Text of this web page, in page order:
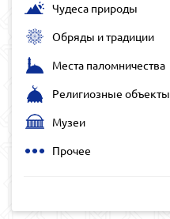
Чудеса природы
Обряды и традиции
Места паломничества
Религиозные объекты
Музеи
Прочее